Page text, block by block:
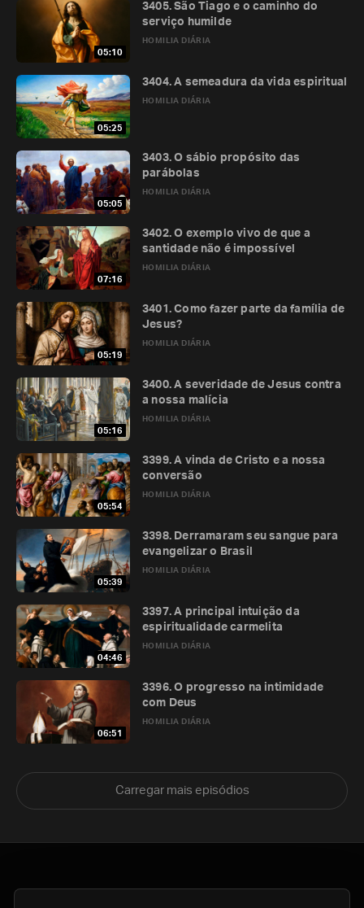
05:10
HOMILIA DIÁRIA
3405. São Tiago e o caminho do
serviço humilde
05:25
HOMILIA DIÁRIA
3404. A semeadura da vida espiritual
05:05
HOMILIA DIÁRIA
3403. O sábio propósito das
parábolas
07:16
HOMILIA DIÁRIA
3402. O exemplo vivo de que a
santidade não é impossível
05:19
HOMILIA DIÁRIA
3401. Como fazer parte da família de
Jesus?
05:16
HOMILIA DIÁRIA
3400. A severidade de Jesus contra
a nossa malícia
05:54
HOMILIA DIÁRIA
3399. A vinda de Cristo e a nossa
conversão
05:39
HOMILIA DIÁRIA
3398. Derramaram seu sangue para
evangelizar o Brasil
04:46
HOMILIA DIÁRIA
3397. A principal intuição da
espiritualidade carmelita
06:51
HOMILIA DIÁRIA
3396. O progresso na intimidade
com Deus
Carregar mais episódios